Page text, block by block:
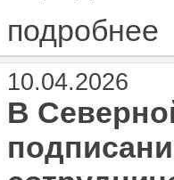
подробнее
10.04.2026
В